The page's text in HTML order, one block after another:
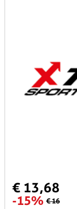
€ 13,68
-15% € 16